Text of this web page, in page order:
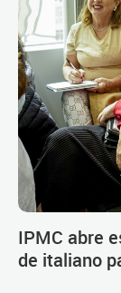
IPMC abre
de italiano